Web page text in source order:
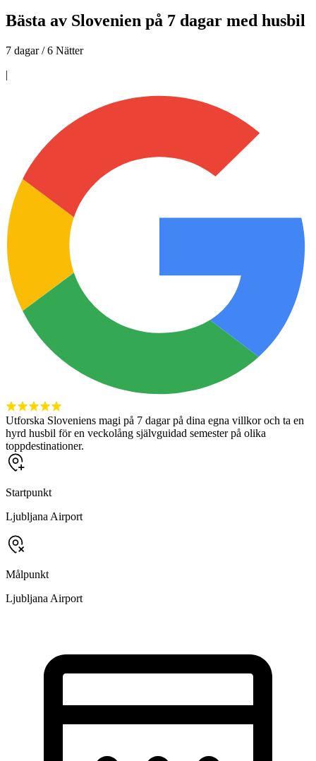
Bästa av Slovenien på 7 dagar med husbil
7 dagar / 6 Nätter
|
Utforska Sloveniens magi på 7 dagar på dina egna villkor och ta en
hyrd husbil för en veckolång självguidad semester på olika
toppdestinationer.
Startpunkt
Ljubljana Airport
Målpunkt
Ljubljana Airport